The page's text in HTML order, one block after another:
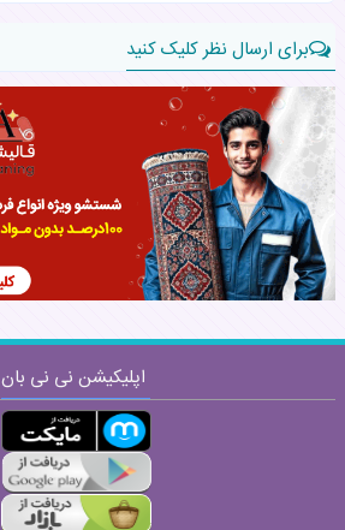
برای ارسال نظر کلیک کنید
نام:
نظر:
اپلیکیشن نی نی بان